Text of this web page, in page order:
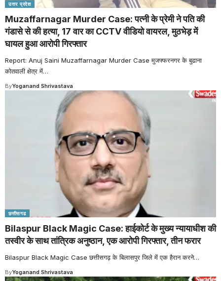
उत्तर प्रदेश
Muzaffarnagar Murder Case: पत्नी के प्रेमी ने पति की
गंडासे से की हत्या, 17 वार का CCTV वीडियो वायरल, मुठभेड़ में
घायल हुआ आरोपी गिरफ्तार
Report: Anuj Saini Muzaffarnagar Murder Case मुजफ्फरनगर के बुढाना
कोतवाली क्षेत्र में…
ByYoganand Shrivastava
छत्तीसगढ
Bilaspur Black Magic Case: हाईकोर्ट के मुख्य न्यायाधीश की
तस्वीर के साथ तांत्रिक अनुष्ठान, एक आरोपी गिरफ्तार, तीन फरार
Bilaspur Black Magic Case छत्तीसगढ़ के बिलासपुर जिले में एक हैरान करने…
ByYoganand Shrivastava